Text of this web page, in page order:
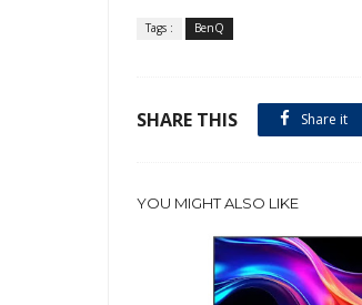
Tags : BenQ
SHARE THIS Share it
YOU MIGHT ALSO LIKE